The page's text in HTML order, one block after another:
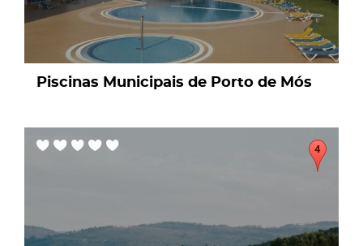
Piscinas Municipais de Porto de Mós
page